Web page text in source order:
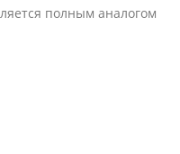
полным аналогом